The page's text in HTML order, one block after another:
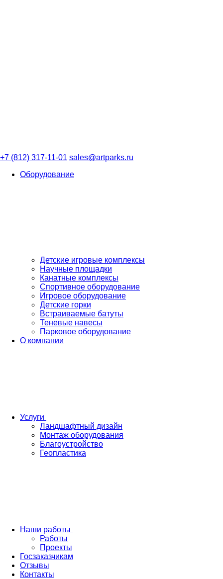
+7 (812) 317-11-01 sales@artparks.ru
Оборудование
Детские игровые комплексы
Научные площадки
Канатные комплексы
Спортивное оборудование
Игровое оборудование
Детские горки
Встраиваемые батуты
Теневые навесы
Парковое оборудование
О компании
Услуги
Ландшафтный дизайн
Монтаж оборудования
Благоустройство
Геопластика
Наши работы
Работы
Проекты
Госзаказчикам
Отзывы
Контакты